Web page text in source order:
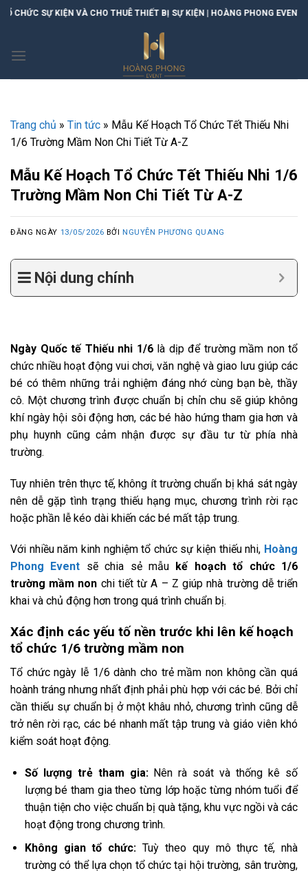
SkipVÀ CHO THUÊ THIẾT BỊ SỰ KIỆN | HOÀNG PHONG EVENT
Trang chủ » Tin tức » Mẫu Kế Hoạch Tổ Chức Tết Thiếu Nhi
1/6 Trường Mầm Non Chi Tiết Từ A-Z
Mẫu Kế Hoạch Tổ Chức Tết Thiếu Nhi 1/6
Trường Mầm Non Chi Tiết Từ A-Z
ĐĂNG NGÀY 13/05/2026 BỞI NGUYỄN PHƯƠNG QUANG
Nội dung chính
Ngày Quốc tế Thiếu nhi 1/6là dịp để trường mầm non tổ
chức nhiều hoạt động vui chơi, văn nghệ và giao lưu giúp các
bé có thêm những trải nghiệm đáng nhớ cùng bạn bè, thầy
cô. Một chương trình được chuẩn bị chỉn chu sẽ giúp không
khí ngày hội sôi động hơn, các bé hào hứng tham gia hơn và
phụ huynh cũng cảm nhận được sự đầu tư từ phía nhà
trường.
Tuy nhiên trên thực tế, không ít trường chuẩn bị khá sát ngày
nên dễ gặp tình trạng thiếu hạng mục, chương trình rời rạc
hoặc phần lễ kéo dài khiến các bé mất tập trung.
Với nhiều năm kinh nghiệm tổ chức sự kiện thiếu nhi, Hoàng
Phong Event sẽ chia sẻ mẫu
kế hoạch tổ chức 1/6
trường mầm non chi tiết từ A – Z giúp nhà trường dễ triển
khai và chủ động hơn trong quá trình chuẩn bị.
Xác định các yếu tố nền trước khi lên kế hoạch
tổ chức 1/6 trường mầm non
Tổ chức ngày lễ 1/6 dành cho trẻ mầm non không cần quá
hoành tráng nhưng nhất định phải phù hợp với các bé. Bởi chỉ
cần thiếu sự chuẩn bị ở một khâu nhỏ, chương trình cũng dễ
trở nên rời rạc, các bé nhanh mất tập trung và giáo viên khó
kiểm soát hoạt động.
Số lượng trẻ tham gia: Nên rà soát và thống kê số
lượng bé tham gia theo từng lớp hoặc từng nhóm tuổi để
thuận tiện cho việc chuẩn bị quà tặng, khu vực ngồi và các
hoạt động trong chương trình.
Không gian tổ chức:Tuỳ theo quy mô thực tế, nhà
trường có thể lựa chọn tổ chức tại hội trường, sân trường,